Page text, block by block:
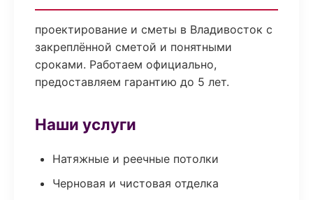
проектирование и сметы в Владивосток с
закреплённой сметой и понятными
сроками. Работаем официально,
предоставляем гарантию до 5 лет.
Наши услуги
Натяжные и реечные потолки
Черновая и чистовая отделка